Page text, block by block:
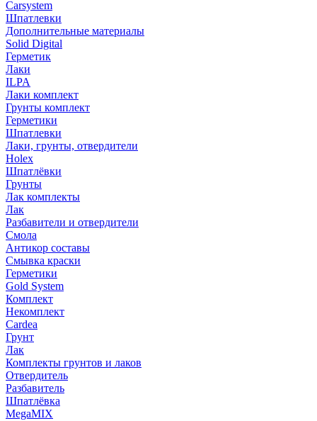
Carsystem
Шпатлевки
Дополнительные материалы
Solid Digital
Герметик
Лаки
ILPA
Лаки комплект
Грунты комплект
Герметики
Шпатлевки
Лаки, грунты, отвердители
Holex
Шпатлёвки
Грунты
Лак комплекты
Лак
Разбавители и отвердители
Смола
Антикор составы
Смывка краски
Герметики
Gold System
Комплект
Некомплект
Cardea
Грунт
Лак
Комплекты грунтов и лаков
Отвердитель
Разбавитель
Шпатлёвка
MegaMIX